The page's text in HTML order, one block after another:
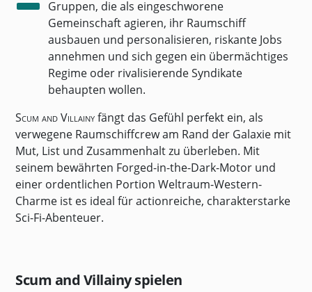
Gruppen, die als eingeschworene
Gemeinschaft agieren, ihr Raumschiff
ausbauen und personalisieren, riskante Jobs
annehmen und sich gegen ein übermächtiges
Regime oder rivalisierende Syndikate
behaupten wollen.
Scum and Villainyfängt das Gefühl perfekt ein, als
verwegene Raumschiffcrew am Rand der Galaxie mit
Mut, List und Zusammenhalt zu überleben. Mit
seinem bewährten Forged-in-the-Dark-Motor und
einer ordentlichen Portion Weltraum-Western-
Charme ist es ideal für actionreiche, charakterstarke
Sci-Fi-Abenteuer.
Scum and Villainy spielen